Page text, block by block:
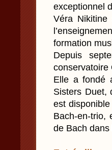
exceptionnel
Véra Nikitine
formation
Depuis
conservatoire
Elle a fondé
Sisters Duet,
est
Bach-en-trio,
de Bach